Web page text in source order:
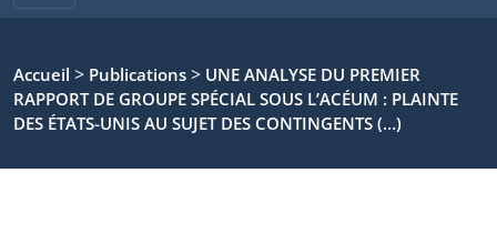
Accueil > Publications > UNE ANALYSE DU PREMIER
RAPPORT DE GROUPE SPÉCIAL SOUS L’ACÉUM : PLAINTE
DES ÉTATS-UNIS AU SUJET DES CONTINGENTS (…)